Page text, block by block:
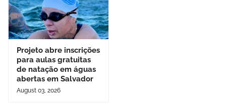
Projeto abre inscrições
para aulas gratuitas
de natação em águas
abertas em Salvador
August 03, 2026